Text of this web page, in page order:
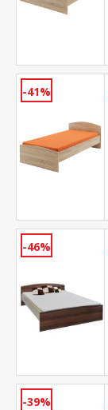
-41%
-46%
-39%